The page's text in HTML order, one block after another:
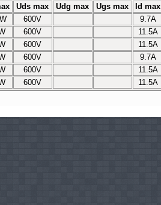
Uds max Udg max Ugs max Id max
600V 9.7A
600V 11.5A
600V 11.5A
600V 9.7A
600V 11.5A
600V 11.5A